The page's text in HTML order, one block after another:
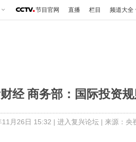
节目官网 直播 栏目 频道大全
经 商务部：国际投资规
月26日 15:32 | 进入复兴论坛 | 来源：央